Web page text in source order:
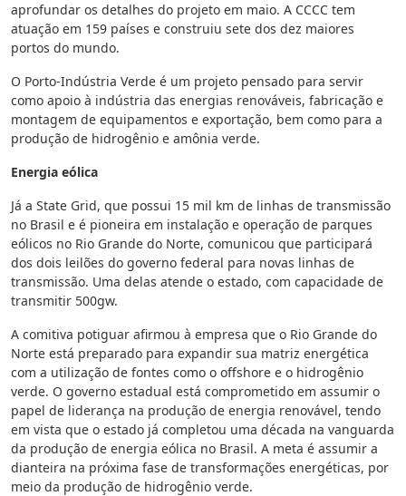
aprofundar os detalhes do projeto em maio. A CCCC tem
atuação em 159 países e construiu sete dos dez maiores
portos do mundo.
O Porto-Indústria Verde é um projeto pensado para servir
como apoio à indústria das energias renováveis, fabricação e
montagem de equipamentos e exportação, bem como para a
produção de hidrogênio e amônia verde.
Energia eólica
Já a State Grid, que possui 15 mil km de linhas de transmissão
no Brasil e é pioneira em instalação e operação de parques
eólicos no Rio Grande do Norte, comunicou que participará
dos dois leilões do governo federal para novas linhas de
transmissão. Uma delas atende o estado, com capacidade de
transmitir 500gw.
A comitiva potiguar afirmou à empresa que o Rio Grande do
Norte está preparado para expandir sua matriz energética
com a utilização de fontes como o offshore e o hidrogênio
verde. O governo estadual está comprometido em assumir o
papel de liderança na produção de energia renovável, tendo
em vista que o estado já completou uma década na vanguarda
da produção de energia eólica no Brasil. A meta é assumir a
dianteira na próxima fase de transformações energéticas, por
meio da produção de hidrogênio verde.